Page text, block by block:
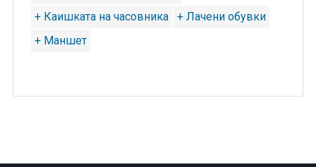
+ Каишката на часовника
+ Лачени обувки
+ Маншет